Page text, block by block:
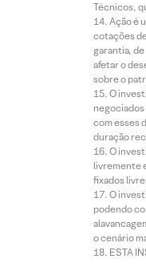
Técnicos,
Ação é
cotações
garantia,
afetar o
sobre o
O
com esses
duração
O
livremente
fixados
O
podendo
o cenário
ESTA